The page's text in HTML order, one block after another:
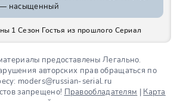
— насыщенный
1 Сезон Гостья из прошлого Сериал
предоставлены Легально.
авторских прав обращаться по
moders@russian-serial.ru
запрещено! Правообладателям
Карта